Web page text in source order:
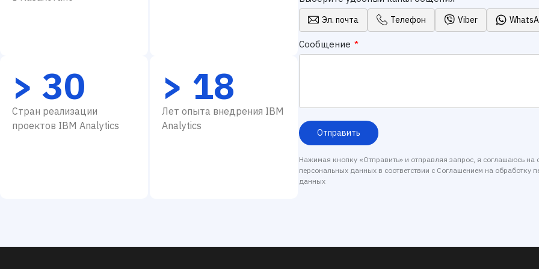
> 30
Стран реализации
проектов IBM Analytics
> 18
Лет опыта внедрения IBM
Analytics
Эл. почта Телефон Viber
Сообщение *
Отправить
Нажимая кнопку «Отправить» и отправляя запрос, я соглашаюсь на
персональных данных в соответствии с Соглашением на обработку
данных